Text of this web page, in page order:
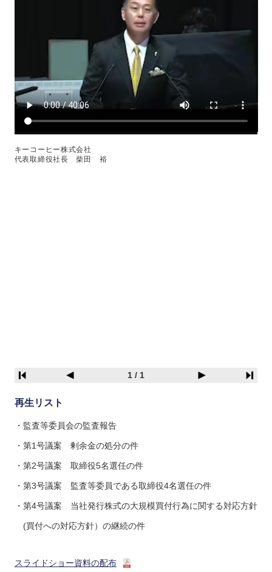
キーコーヒー株式会社
代表取締役社長 柴田 裕
1 / 1
再生リスト
監査等委員会の監査報告
第1号議案 剰余金の処分の件
第2号議案 取締役5名選任の件
第3号議案 監査等委員である取締役4名選任の件
第4号議案 当社発行株式の大規模買付行為に関する対応方針
(買付への対応方針）の継続の件
スライドショー資料の配布